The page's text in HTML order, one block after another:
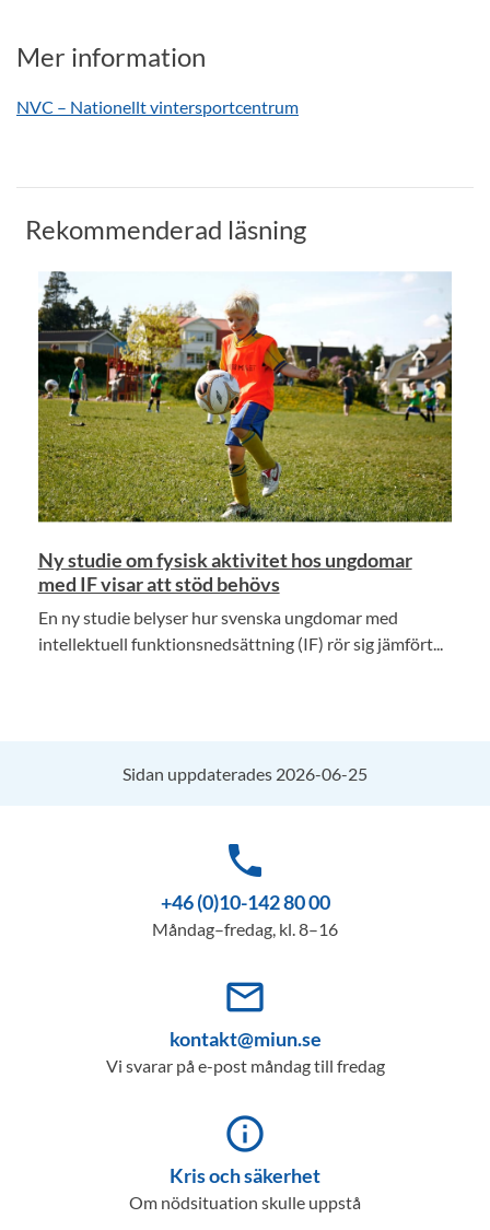
Mer information
NVC – Nationellt vintersportcentrum
Rekommenderad läsning
Ny studie om fysisk aktivitet hos ungdomar
med IF visar att stöd behövs
En ny studie belyser hur svenska ungdomar med
intellektuell funktionsnedsättning (IF) rör sig jämfört...
Sidan uppdaterades 2026-06-25
phone
+46 (0)10-142 80 00
Måndag–fredag, kl. 8–16
mail_outline
kontakt@miun.se
Vi svarar på e-post måndag till fredag
info_outline
Kris och säkerhet
Om nödsituation skulle uppstå